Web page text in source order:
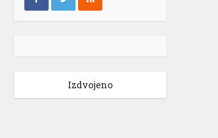
Izdvojeno